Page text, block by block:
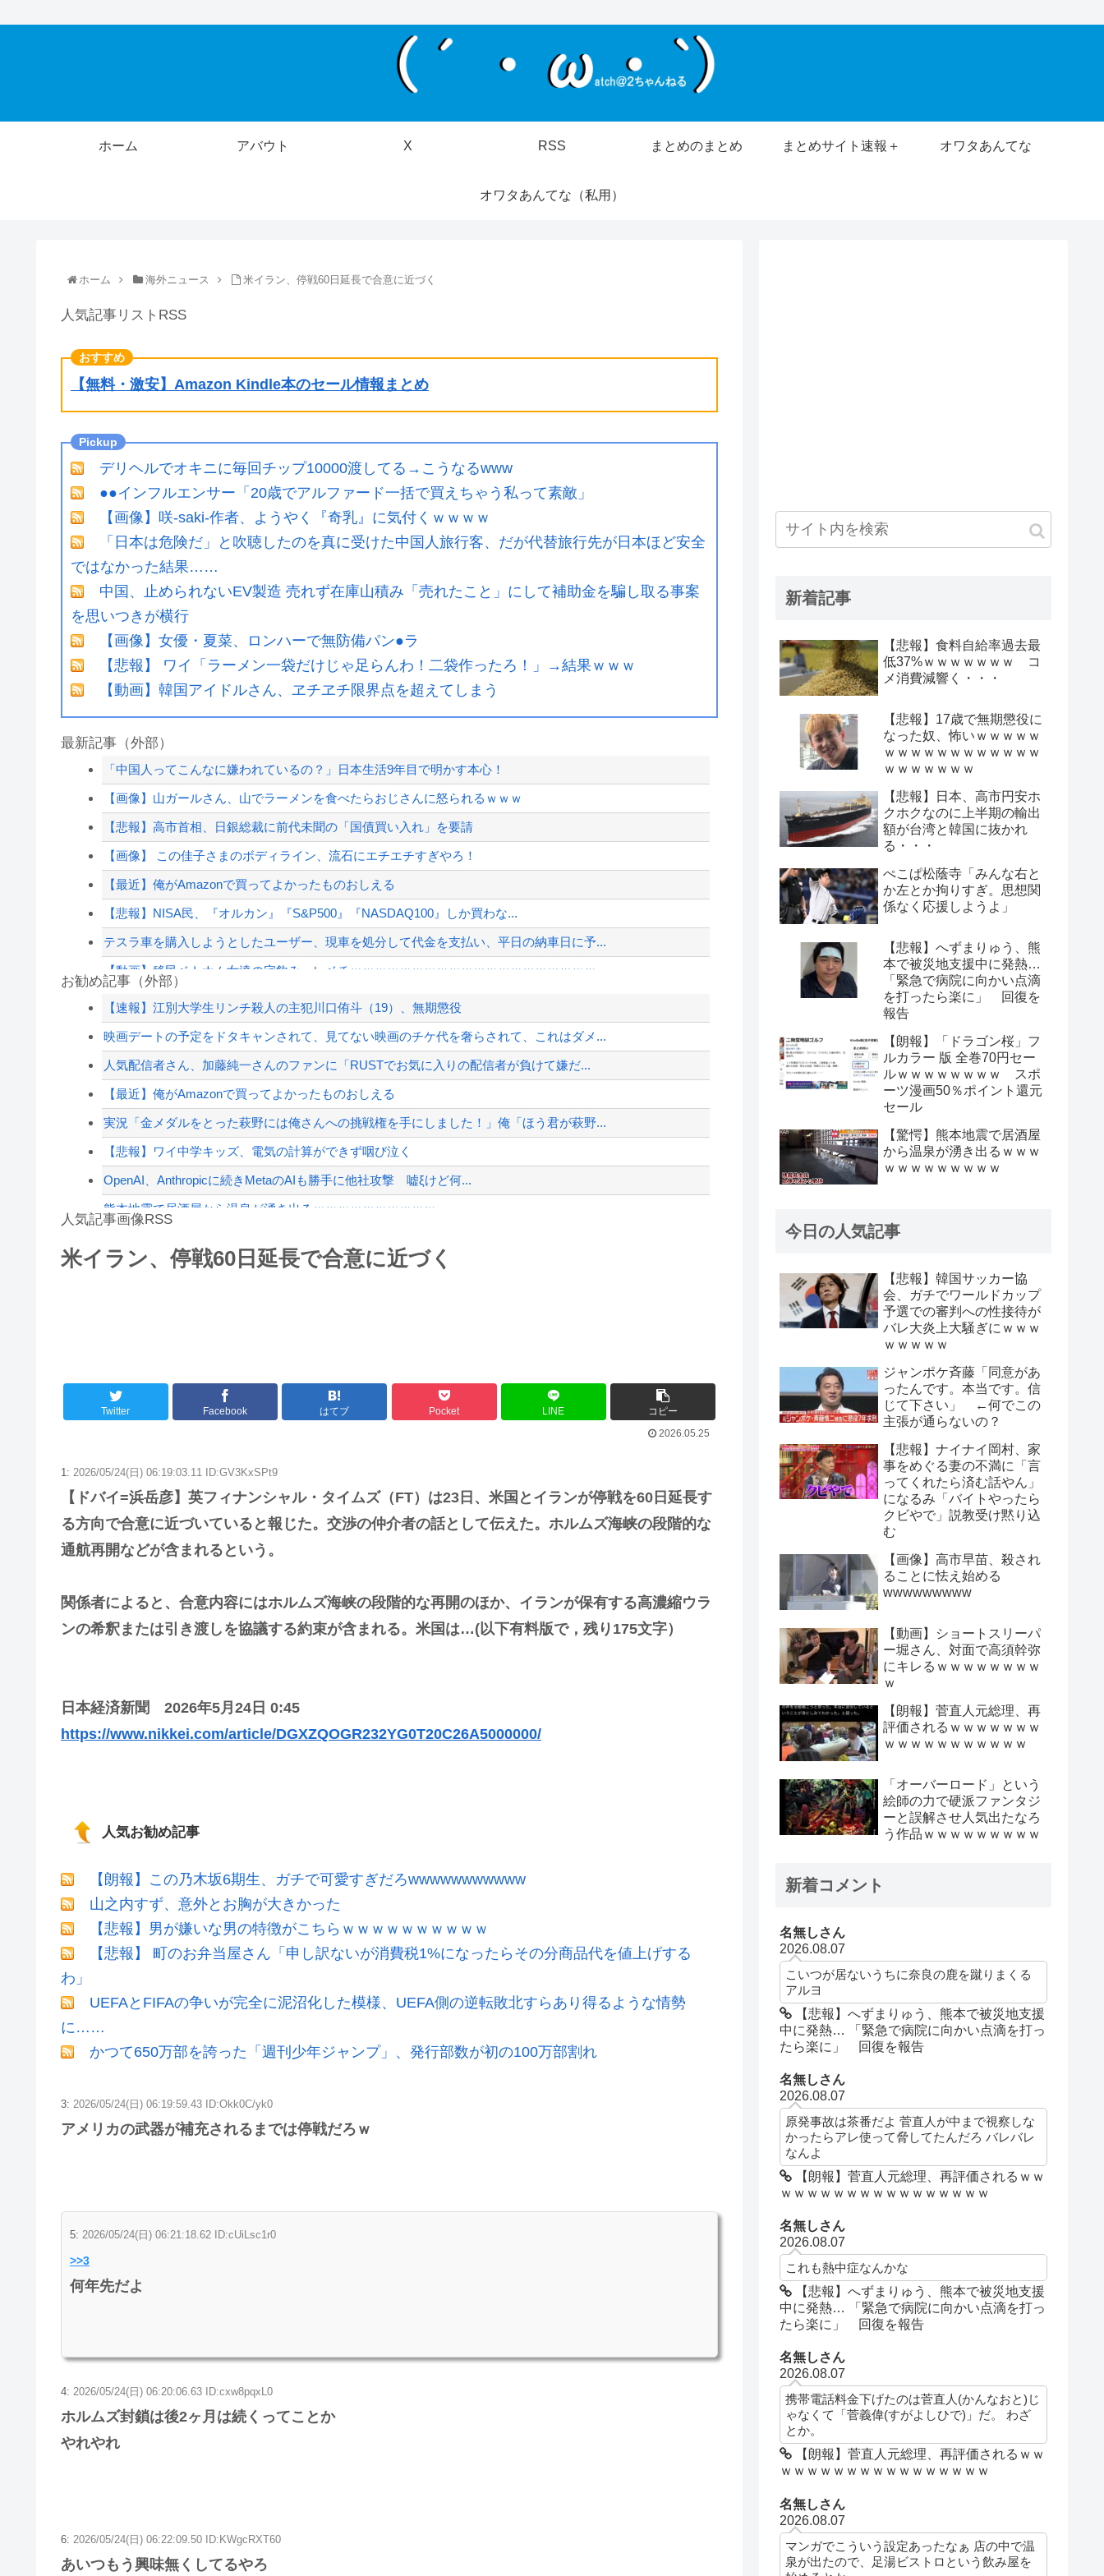
ホーム アバウト X RSS まとめのまとめ まとめサイト速報＋ オワタあんてな
オワタあんてな（私用）
ホーム 海外ニュース 米イラン、停戦60日延長で合意に近づく
人気記事リストRSS
【無料・激安】Amazon Kindle本のセール情報まとめ
デリヘルでオキニに毎回チップ10000渡してる→こうなるwww
●●インフルエンサー「20歳でアルファード一括で買えちゃう私って素敵」
【画像】咲-saki-作者、ようやく『奇乳』に気付くｗｗｗｗ
「日本は危険だ」と吹聴したのを真に受けた中国人旅行客、だが代替旅行先が日本ほど安全
ではなかった結果……
中国、止められないEV製造 売れず在庫山積み「売れたこと」にして補助金を騙し取る事案
を思いつきが横行
【画像】女優・夏菜、ロンハーで無防備パン●ラ
【悲報】 ワイ「ラーメン一袋だけじゃ足らんわ！二袋作ったろ！」→結果ｗｗｗ
【動画】韓国アイドルさん、ヱチヱチ限界点を超えてしまう
最新記事（外部）
「中国人ってこんなに嫌われているの？」日本生活9年目で明かす本心！
【画像】山ガールさん、山でラーメンを食べたらおじさんに怒られるｗｗｗ
【悲報】高市首相、日銀総裁に前代未聞の「国債買い入れ」を要請
【画像】 この佳子さまのボディライン、流石にエチエチすぎやろ！
【最近】俺がAmazonで買ってよかったものおしえる
【悲報】NISA民、『オルカン』『S&P500』『NASDAQ100』しか買わな...
テスラ車を購入しようとしたユーザー、現車を処分して代金を支払い、平日の納車日に予...
【動画】移民ベトナム女達の宅飲み、レベチｗｗｗｗｗｗｗｗｗｗｗｗｗｗｗｗｗｗｗｗ...
秋田県職員さん、会見をバスローブ＆喫煙スタイルで対応してしまい大炎上ｗ
【画像】ママ『息子が妊娠させた女が30代だと知って卒倒した』←これ
【投資の闇】「銀行なら安心」と思って買った投資信託、11年後に確認した結果……
秋田県職員さん、会見をバスローブ＆喫煙スタイルで対応してしまい大炎上ｗ
【配信者】「金バエ」のSNS更新が1週間途絶え、様々な憶測が飛び交う。1週間ぶり...
【緊急速報】NYで警官が黒人男性の首を絞め、暴動第二波不可避へ
お勧め記事（外部）
【速報】江別大学生リンチ殺人の主犯川口侑斗（19）、無期懲役
映画デートの予定をドタキャンされて、見てない映画のチケ代を奢らされて、これはダメ...
人気配信者さん、加藤純一さんのファンに「RUSTでお気に入りの配信者が負けて嫌だ...
【最近】俺がAmazonで買ってよかったものおしえる
実況「金メダルをとった萩野には俺さんへの挑戦権を手にしました！」俺「ほう君が萩野...
【悲報】ワイ中学キッズ、電気の計算ができず咽び泣く
OpenAI、Anthropicに続きMetaのAIも勝手に他社攻撃 嘘ξけど何...
熊本地震で居酒屋から温泉が湧き出るｗｗｗｗｗｗｗｗｗｗ
【動画】よく助けられたな。岐阜の川で外国人が溺れてしまう事故。
海外「おめでとうタキ！」リヴァプール南野がバースデーゴール！！
人気記事画像RSS
米イラン、停戦60日延長で合意に近づく
Twitter Facebook はてブ Pocket LINE
コピー
2026.05.25
1: 2026/05/24(日) 06:19:03.11 ID:GV3KxSPt9
【ドバイ=浜岳彦】英フィナンシャル・タイムズ（FT）は23日、米国とイランが停戦を60日延長す
る方向で合意に近づいていると報じた。交渉の仲介者の話として伝えた。ホルムズ海峡の段階的な
通航再開などが含まれるという。
関係者によると、合意内容にはホルムズ海峡の段階的な再開のほか、イランが保有する高濃縮ウラ
ンの希釈または引き渡しを協議する約束が含まれる。米国は…(以下有料版で，残り175文字）
日本経済新聞 2026年5月24日 0:45
https://www.nikkei.com/article/DGXZQOGR232YG0T20C26A5000000/
人気お勧め記事
【朗報】この乃木坂6期生、ガチで可愛すぎだろwwwwwwwwwww
山之内すず、意外とお胸が大きかった
【悲報】男が嫌いな男の特徴がこちらｗｗｗｗｗｗｗｗｗｗ
【悲報】 町のお弁当屋さん「申し訳ないが消費税1%になったらその分商品代を値上げする
わ」
UEFAとFIFAの争いが完全に泥沼化した模様、UEFA側の逆転敗北すらあり得るような情勢
に……
かつて650万部を誇った「週刊少年ジャンプ」、発行部数が初の100万部割れ
3: 2026/05/24(日) 06:19:59.43 ID:Okk0C/yk0
アメリカの武器が補充されるまでは停戦だろｗ
5: 2026/05/24(日) 06:21:18.62 ID:cUiLsc1r0
>>3
何年先だよ
4: 2026/05/24(日) 06:20:06.63 ID:cxw8pqxL0
ホルムズ封鎖は後2ヶ月は続くってことか
やれやれ
6: 2026/05/24(日) 06:22:09.50 ID:KWgcRXT60
あいつもう興味無くしてるやろ
新着記事
【悲報】食料自給率過去最
低37%ｗｗｗｗｗｗｗ コ
メ消費減響く・・・
【悲報】17歳で無期懲役に
なった奴、怖いｗｗｗｗｗ
ｗｗｗｗｗｗｗｗｗｗｗｗ
ｗｗｗｗｗｗｗ
【悲報】日本、高市円安ホ
クホクなのに上半期の輸出
額が台湾と韓国に抜かれ
る・・・
ぺこぱ松蔭寺「みんな右と
か左とか拘りすぎ。思想関
係なく応援しようよ」
【悲報】へずまりゅう、熊
本で被災地支援中に発熱…
「緊急で病院に向かい点滴
を打ったら楽に」 回復を
報告
【朗報】「ドラゴン桜」フ
ルカラー 版 全巻70円セー
ルｗｗｗｗｗｗｗｗ スポ
ーツ漫画50％ポイント還元
セール
【驚愕】熊本地震で居酒屋
から温泉が湧き出るｗｗｗ
ｗｗｗｗｗｗｗｗｗ
今日の人気記事
【悲報】韓国サッカー協
会、ガチでワールドカップ
予選での審判への性接待が
バレ大炎上大騒ぎにｗｗｗ
ｗｗｗｗｗ
ジャンポケ斉藤「同意があ
ったんです。本当です。信
じて下さい」 ←何でこの
主張が通らないの？
【悲報】ナイナイ岡村、家
事をめぐる妻の不満に「言
ってくれたら済む話やん」
になるみ「バイトやったら
クビやで」説教受け黙り込
む
【画像】高市早苗、殺され
ることに怯え始める
wwwwwwwww
【動画】ショートスリーパ
ー堀さん、対面で高須幹弥
にキレるｗｗｗｗｗｗｗｗ
ｗ
【朗報】菅直人元総理、再
評価されるｗｗｗｗｗｗｗ
ｗｗｗｗｗｗｗｗｗｗｗ
「オーバーロード」という
絵師の力で硬派ファンタジ
ーと誤解させ人気出たなろ
う作品ｗｗｗｗｗｗｗｗｗ
新着コメント
名無しさん
2026.08.07
こいつが居ないうちに奈良の鹿を蹴りまくる
アルヨ
【悲報】へずまりゅう、熊本で被災地支援
中に発熱… 「緊急で病院に向かい点滴を打っ
たら楽に」 回復を報告
名無しさん
2026.08.07
原発事故は茶番だよ 菅直人が中まで視察しな
かったらアレ使って脅してたんだろ バレバレ
なんよ
【朗報】菅直人元総理、再評価されるｗｗ
ｗｗｗｗｗｗｗｗｗｗｗｗｗｗｗｗ
名無しさん
2026.08.07
これも熱中症なんかな
【悲報】へずまりゅう、熊本で被災地支援
中に発熱… 「緊急で病院に向かい点滴を打っ
たら楽に」 回復を報告
名無しさん
2026.08.07
携帯電話料金下げたのは菅直人(かんなおと)じ
ゃなくて「菅義偉(すがよしひで)」だ。 わざ
とか。
【朗報】菅直人元総理、再評価されるｗｗ
ｗｗｗｗｗｗｗｗｗｗｗｗｗｗｗｗ
名無しさん
2026.08.07
マンガでこういう設定あったなぁ 店の中で温
泉が出たので、足湯ビストロという飲み屋を